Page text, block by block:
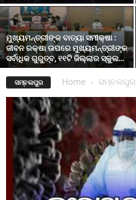
ମୁଖ୍ୟମନ୍ତ୍ରୀଙ୍କ ବାତ୍ୟା ସମୀକ୍ଷା :
ଜୀବନ ରକ୍ଷା ଉପରେ ମୁଖ୍ୟମନ୍ତ୍ରୀଙ୍କ
ସର୍ବାଧିକ ଗୁରୁତ୍ବ, ୧୧ଟି ଜିଲ୍ଲାର ସ୍କୁଲ...
ସମ୍ବଲପୁର Home ସମ୍ବଲପୁର